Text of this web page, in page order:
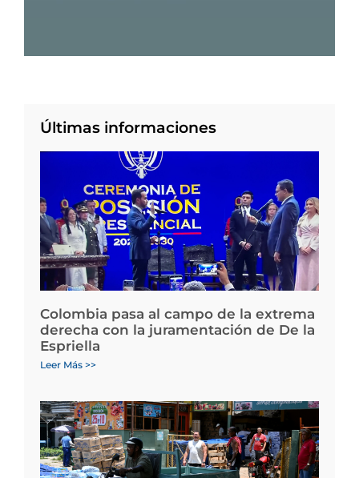
Últimas informaciones
Colombia pasa al campo de la extrema
derecha con la juramentación de De la
Espriella
Leer Más >>